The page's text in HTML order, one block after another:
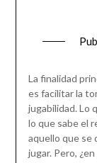
La finalidad
es facilitar la
jugabilidad. Lo
lo que sabe el
aquello que se
jugar. Pero,